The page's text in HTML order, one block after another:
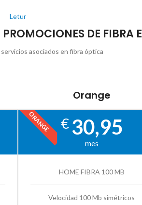
Letur
PROMOCIONES DE FIBRA
asociados en fibra óptica
Orange
ORANGE €30,95
mes
HOME FIBRA 100 MB
Velocidad 100 Mb simétricos